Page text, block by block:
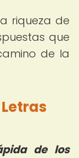
riqueza de
que
de la
Letras
de los